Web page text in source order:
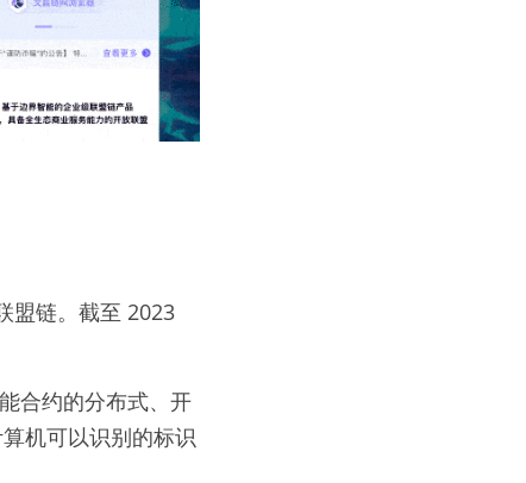
盟链。截至 2023
合约的分布式、开
机可以识别的标识